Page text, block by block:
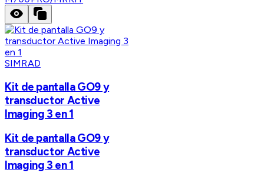
SIMRAD
Kit de pantalla GO9 y
transductor Active
Imaging 3 en 1
Kit de pantalla GO9 y
transductor Active
Imaging 3 en 1